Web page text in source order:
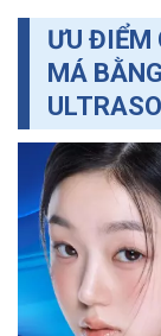
ƯU ĐIỂM
MÁ